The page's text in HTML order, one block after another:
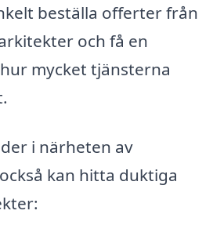
beställa offerter från
och få en
mycket tjänsterna
i närheten av
kan hitta duktiga